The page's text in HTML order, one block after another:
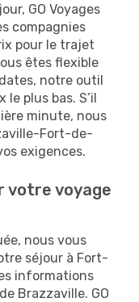
GO Voyages
compagnies
pour le trajet
êtes flexible
notre outil
plus bas. S’il
minute, nous
Fort-de-
exigences.
votre voyage
nous vous
séjour à Fort-
informations
Brazzaville. GO